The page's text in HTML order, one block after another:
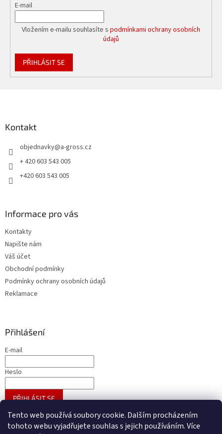
Tento web používá soubory cookie. Dalším procházením
tohoto webu vyjadřujete souhlas s jejich používáním. Více
E-mail
Vložením e-mailu souhlasíte s podmínkami ochrany osobních
údajů
PŘIHLÁSIT SE
Kontakt
objednavky@a-gross.cz
+ 420 603 543 005
+420 603 543 005
Informace pro vás
Kontakty
Napište nám
Váš účet
Obchodní podmínky
Podmínky ochrany osobních údajů
Reklamace
Přihlášení
E-mail
Heslo
PŘIHLÁSIT SE
Nová registraceZapomenuté heslo